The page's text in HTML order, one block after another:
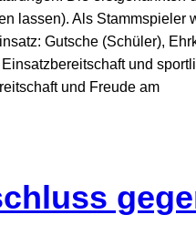
lassen). Als Stammspieler
Gutsche (Schüler),
und
und Freude am